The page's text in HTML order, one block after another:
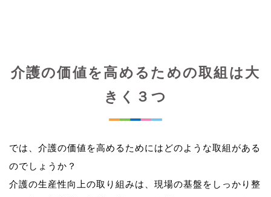
介護の価値を高めるための取組は大
きく３つ
では、介護の価値を高めるためにはどのような取組がある
のでしょうか？
介護の生産性向上の取り組みは、現場の基盤をしっかり整